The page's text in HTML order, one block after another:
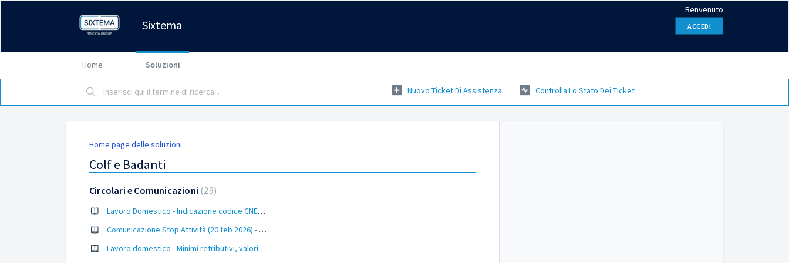
Sixtema
Benvenuto
ACCEDI
Home Soluzioni
Nuovo Ticket Di Assistenza Controlla Lo Stato Dei Ticket
Home page delle soluzioni
Colf e Badanti
Circolari e Comunicazioni 29
Lavoro Domestico - Indicazione codice CNEL cedolino e modulistica di assunzione - (01/07/2026 16:03)
Comunicazione Stop Attività (20 feb 2026) - (20/02/2026 15:53)
Lavoro domestico - Minimi retributivi, valori convenzionali vitto/alloggio definitivi 2026 - (16/02/2026 12:09)